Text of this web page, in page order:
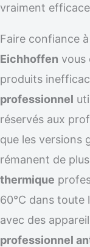
vraiment
Faire confiance à
Eichhoffen vous
produits
professionnel
réservés aux
que les versions
rémanent de
thermique
60°C dans toute
avec des
professionnel